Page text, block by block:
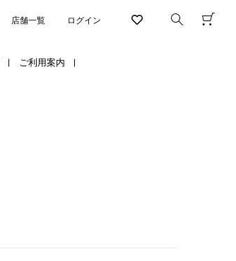
ログイン
店舗一覧
ご利用案内